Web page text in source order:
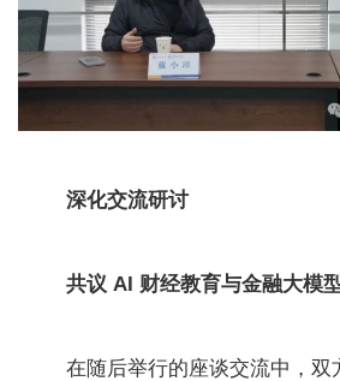
深化交流研讨
共议 AI 财经教育与金融大模
在随后举行的座谈交流中，双